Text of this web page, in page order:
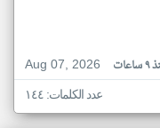
Aug 07, 2026
عدد الكلمات: ١٤٤